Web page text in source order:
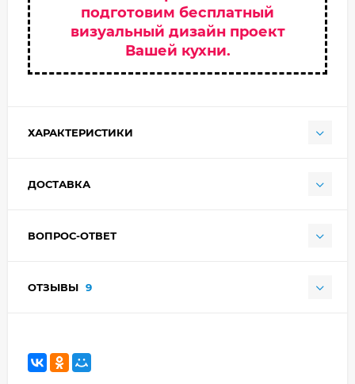
подготовим бесплатный
визуальный дизайн проект
Вашей кухни.
ХАРАКТЕРИСТИКИ
ДОСТАВКА
ВОПРОС-ОТВЕТ
ОТЗЫВЫ 9